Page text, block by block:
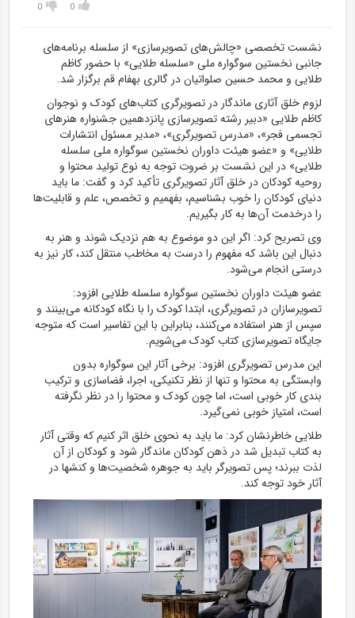
0
0
نشست تخصصی «چالش‌های تصویرسازی» از سلسله برنامه‌های
جانبی نخستین سوگواره ملی «سلسله طلایی» با حضور کاظم
طلایی و محمد حسین صلواتیان در گالری بهفام قم برگزار شد.
لزوم خلق آثاری ماندگار در تصویرگری کتاب‌های کودک و نوجوان
کاظم طلایی «دبیر رشته تصویرسازی پانزدهمین جشنواره هنر‌های
تجسمی فجر»، «مدرس تصویرگری»، «مدیر مسئول انتشارات
طلایی» و «عضو هیئت داوران نخستین سوگواره ملی سلسله
طلایی» در این نشست بر ضروت توجه به نوع تولید محتوا و
روحیه کودکان در خلق آثار تصویرگری تأکید کرد و گفت: ما باید
دنیای کودکان را خوب بشناسیم، بفهمیم و تخصص، علم و قابلیت‌ها
را درخدمت آن‌ها به کار بگیریم.
وی تصریح کرد: اگر این دو موضوع به هم نزدیک شوند و هنر به
دنبال این باشد که مفهوم را درست به مخاطب منتقل کند، کار نیز به
درستی انجام می‌شود.
عضو هیئت داوران نخستین سوگواره سلسله طلایی افزود:
تصویرسازان در تصویرگری، ابتدا کودک را با نگاه کودکانه می‌بینند و
سپس از هنر استفاده می‌کنند، بنابراین با این تفاسیر است که متوجه
جایگاه تصویرسازی کتاب کودک می‌شویم.
این مدرس تصویرگری افزود: برخی آثار این سوگواره بدون
وابستگی به محتوا و تنها از نظر تکنیکی، اجرا، فضاسازی و ترکیب
بندی کار خوبی است، اما چون کودک و محتوا را در نظر نگرفته
است، امتیاز خوبی نمی‌گیرد.
طلایی خاطرنشان کرد: ما باید به نحوی خلق اثر کنیم که وقتی آثار
به کتاب تبدیل شد در ذهن کودکان ماندگار شود و کودکان از آن
لذت ببرند؛ پس تصویرگر باید به جوهره شخصیت‌ها و کنش‎ها در
آثار خود توجه کند.